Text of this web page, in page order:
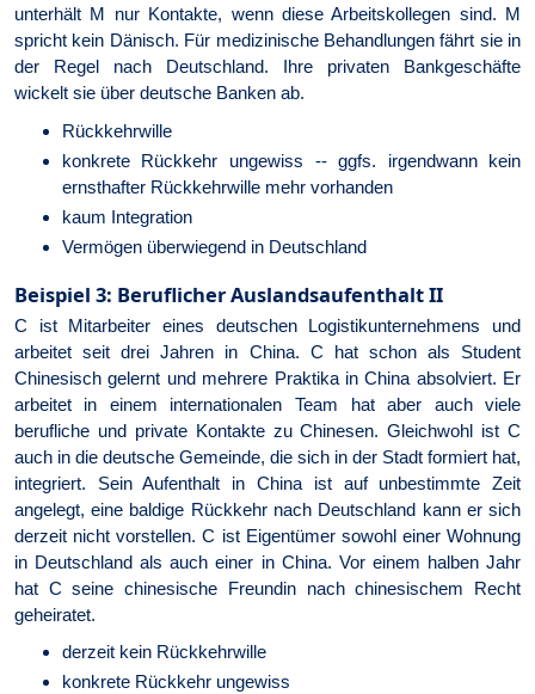
unterhält M nur Kontakte, wenn diese Arbeitskollegen sind. M
spricht kein Dänisch. Für medizinische Behandlungen fährt sie in
der Regel nach Deutschland. Ihre privaten Bankgeschäfte
wickelt sie über deutsche Banken ab.
Rückkehrwille
konkrete Rückkehr ungewiss -- ggfs. irgendwann kein
ernsthafter Rückkehrwille mehr vorhanden
kaum Integration
Vermögen überwiegend in Deutschland
Beispiel 3: Beruflicher Auslandsaufenthalt II
C ist Mitarbeiter eines deutschen Logistikunternehmens und
arbeitet seit drei Jahren in China. C hat schon als Student
Chinesisch gelernt und mehrere Praktika in China absolviert. Er
arbeitet in einem internationalen Team hat aber auch viele
berufliche und private Kontakte zu Chinesen. Gleichwohl ist C
auch in die deutsche Gemeinde, die sich in der Stadt formiert hat,
integriert. Sein Aufenthalt in China ist auf unbestimmte Zeit
angelegt, eine baldige Rückkehr nach Deutschland kann er sich
derzeit nicht vorstellen. C ist Eigentümer sowohl einer Wohnung
in Deutschland als auch einer in China. Vor einem halben Jahr
hat C seine chinesische Freundin nach chinesischem Recht
geheiratet.
derzeit kein Rückkehrwille
konkrete Rückkehr ungewiss